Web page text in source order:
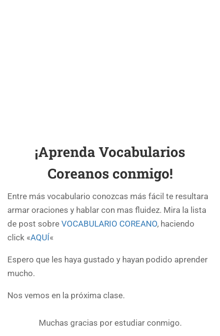
¡Aprenda Vocabularios
Coreanos conmigo!
Entre más vocabulario conozcas más fácil te resultara
armar oraciones y hablar con mas fluidez. Mira la lista
de post sobre VOCABULARIO COREANO, haciendo
click «AQUÍ«
Espero que les haya gustado y hayan podido aprender
mucho.
Nos vemos en la próxima clase.
Muchas gracias por estudiar conmigo.